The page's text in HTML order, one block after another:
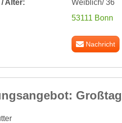
Alter:
Weiblich/ 36
53111 Bonn
Nachricht